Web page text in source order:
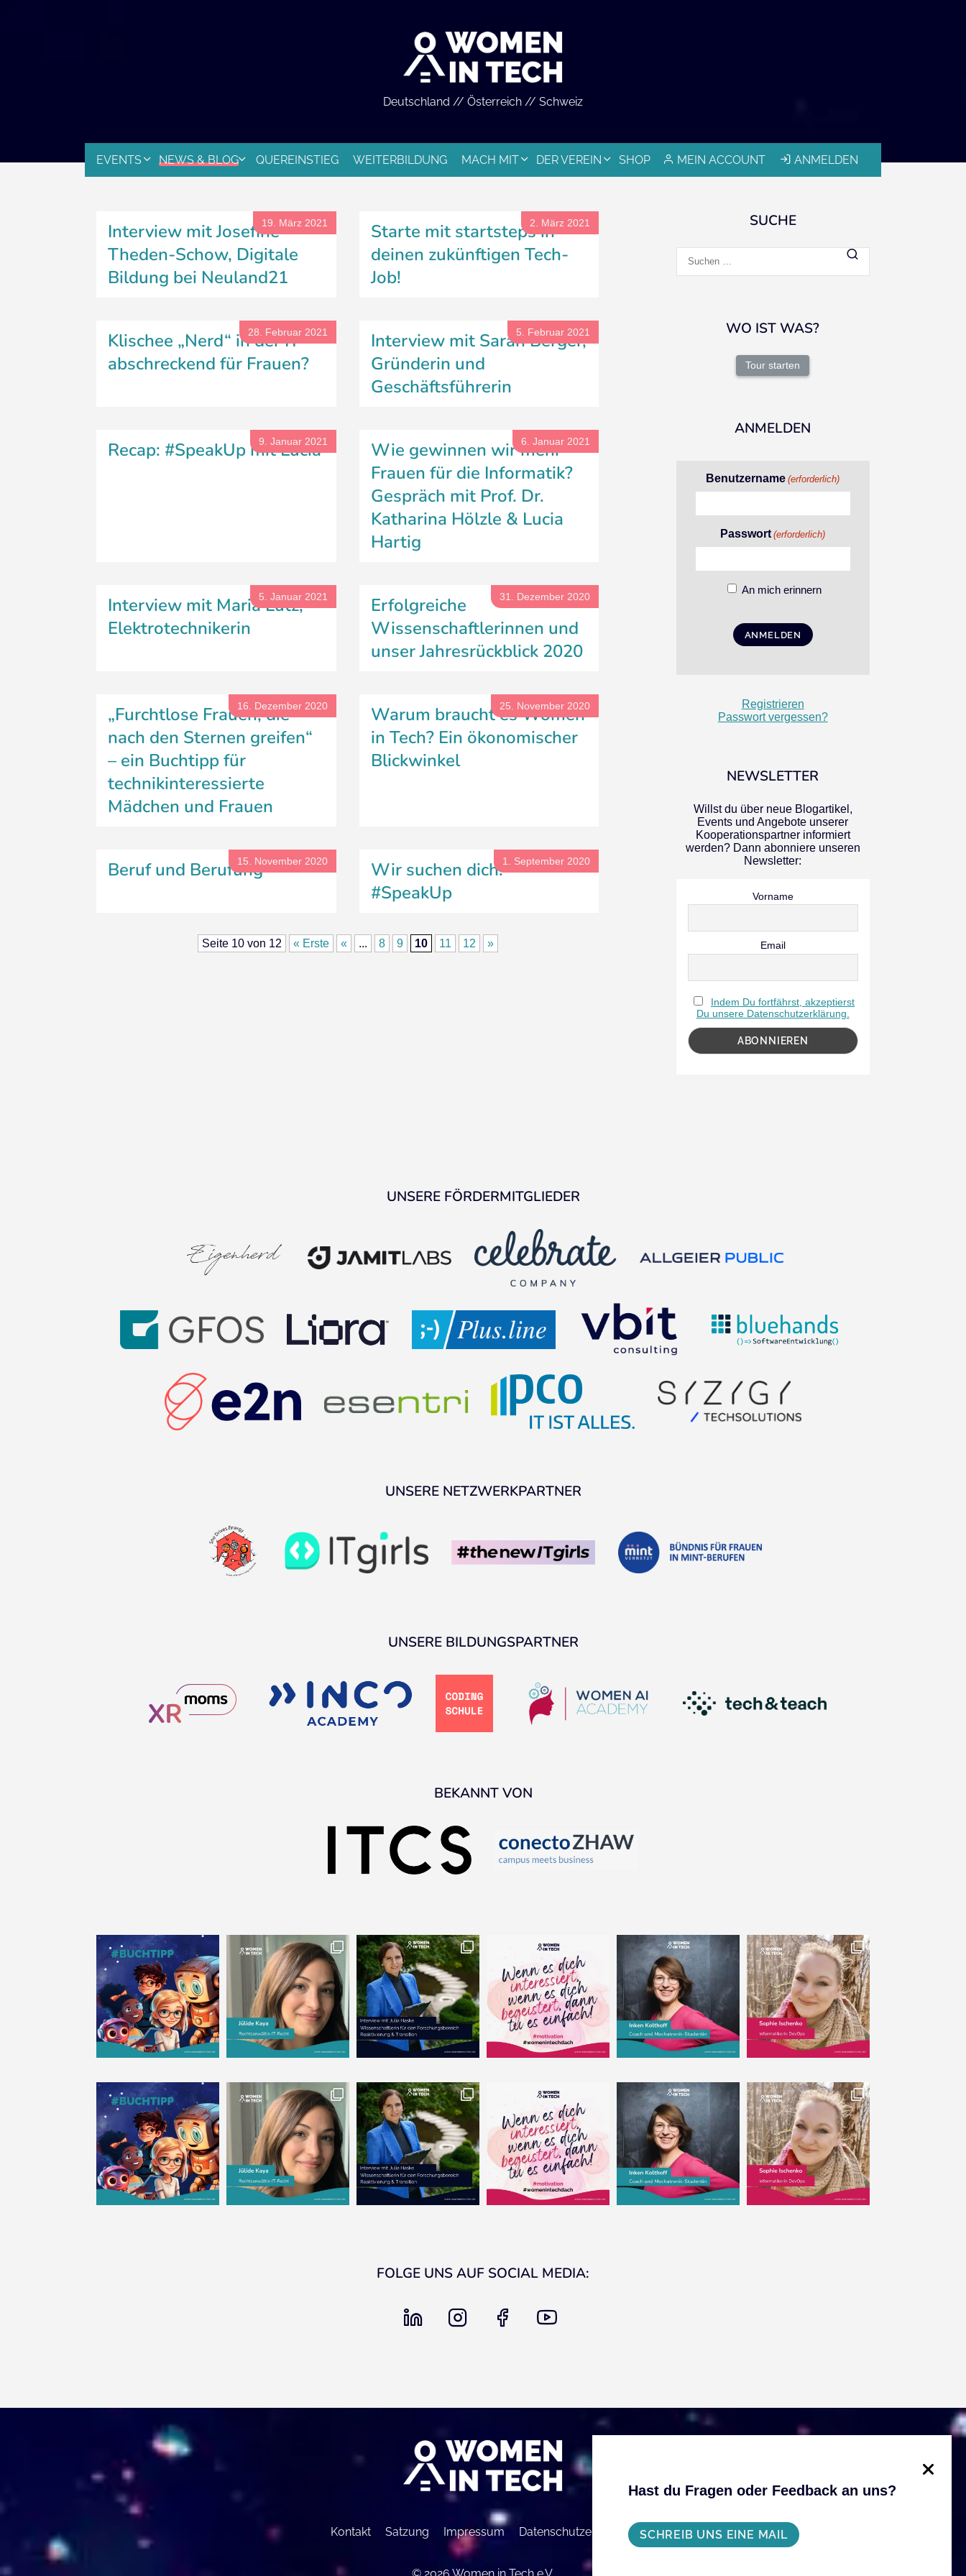
Deutschland // Österreich // Schweiz
MEIN ACCOUNT ANMELDEN
EVENTS NEWS & BLOG QUEREINSTIEG WEITERBILDUNG MACH MIT DER VEREIN SHOP
19. März 2021
Interview mit Josefine
Theden-Schow, Digitale
Bildung bei Neuland21
2. März 2021
Starte mit startsteps in
deinen zukünftigen Tech-
Job!
28. Februar 2021
Klischee „Nerd“ in der IT –
abschreckend für Frauen?
5. Februar 2021
Interview mit Sarah Berger,
Gründerin und
Geschäftsführerin
9. Januar 2021
Recap: #SpeakUp mit Lucia 6. Januar 2021
Wie gewinnen wir mehr
Frauen für die Informatik?
Gespräch mit Prof. Dr.
Katharina Hölzle & Lucia
Hartig
5. Januar 2021
Interview mit Maria Lutz,
Elektrotechnikerin
31. Dezember 2020
Erfolgreiche
Wissenschaftlerinnen und
unser Jahresrückblick 2020
16. Dezember 2020
„Furchtlose Frauen, die
nach den Sternen greifen“
– ein Buchtipp für
technikinteressierte
Mädchen und Frauen
25. November 2020
Warum braucht es Women
in Tech? Ein ökonomischer
Blickwinkel
15. November 2020
Beruf und Berufung 1. September 2020
Wir suchen dich!
#SpeakUp
Seite 10 von 12 « Erste « ... 8 9 10 11 12 »
SUCHE
nach:
WO IST WAS?
Tour starten
ANMELDEN
Benutzername (erforderlich)
Passwort (erforderlich)
An mich erinnern
Registrieren
Passwort vergessen?
NEWSLETTER
Willst du über neue Blogartikel,
Events und Angebote unserer
Kooperationspartner informiert
werden? Dann abonniere unseren
Newsletter:
Vorname
Email
Indem Du fortfährst, akzeptierst
Du unsere Datenschutzerklärung.
UNSERE FÖRDERMITGLIEDER
UNSERE NETZWERKPARTNER
UNSERE BILDUNGSPARTNER
BEKANNT VON
FOLGE UNS AUF SOCIAL MEDIA:
linkedin instagram
Kontakt Satzung Impressum Datenschutzerklärung
© 2026 Women in Tech e.V.
Hast du Fragen oder Feedback an uns?
SCHREIB UNS EINE MAIL